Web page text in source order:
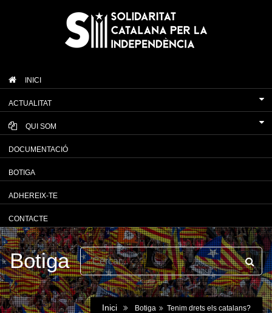
INICI
ACTUALITAT
QUI SOM
DOCUMENTACIÓ
BOTIGA
ADHEREIX-TE
CONTACTE
Inici Botiga Tenim drets els catalans?
Botiga